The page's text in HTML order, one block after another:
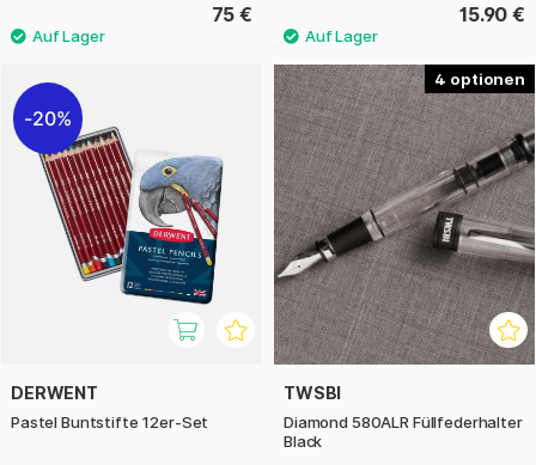
75 € 15.90 €
20%
DERWENT
Pastel Buntstifte 12er-Set
4
TWSBI
Diamond 580ALR Füllfederhalter
Black